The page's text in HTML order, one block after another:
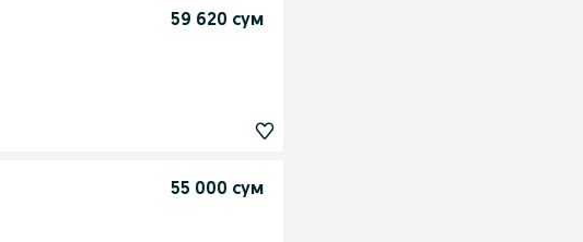
59 620 сум
55 000 сум